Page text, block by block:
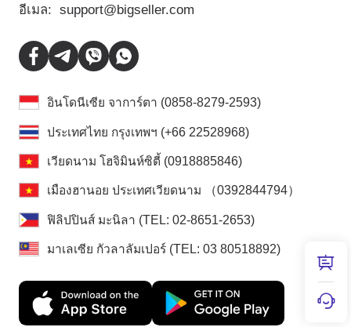
อีเมล: support@bigseller.com
อินโดนีเซีย จาการ์ตา (0858-8279-2593)
ประเทศไทย กรุงเทพฯ (+66 22528968)
เวียดนาม โฮจิมินห์ซิตี้ (0918885846)
เมืองฮานอย ประเทศเวียดนาม （0392844794）
ฟิลิปปินส์ มะนิลา (TEL: 02-8651-2653)
มาเลเซีย กัวลาลัมเปอร์ (TEL: 03 80518892)